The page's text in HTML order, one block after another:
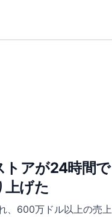
アが24時間で
げた
、600万ドル以上の売上